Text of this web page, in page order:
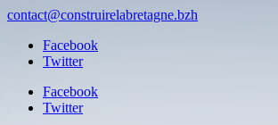
contact@construirelabretagne.bzh
Facebook
Twitter
Facebook
Twitter